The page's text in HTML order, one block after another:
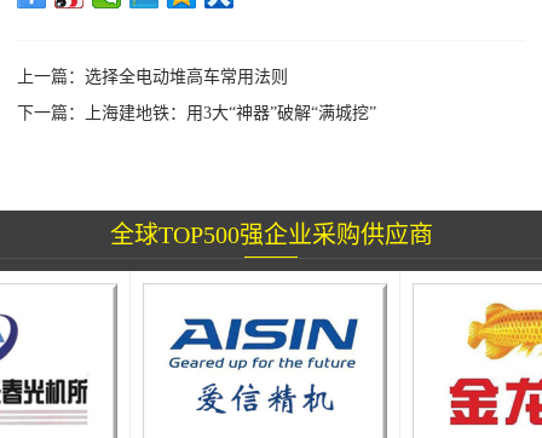
上一篇：选择全电动堆高车常用法则
下一篇：
上海建地铁：用3大“神器”破解“满城挖”
全球TOP500强企业采购供应商